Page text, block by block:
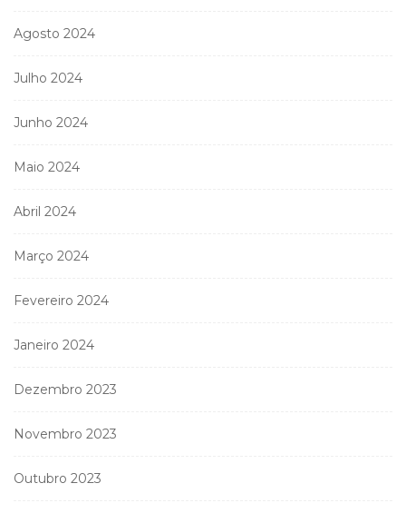
Agosto 2024
Julho 2024
Junho 2024
Maio 2024
Abril 2024
Março 2024
Fevereiro 2024
Janeiro 2024
Dezembro 2023
Novembro 2023
Outubro 2023